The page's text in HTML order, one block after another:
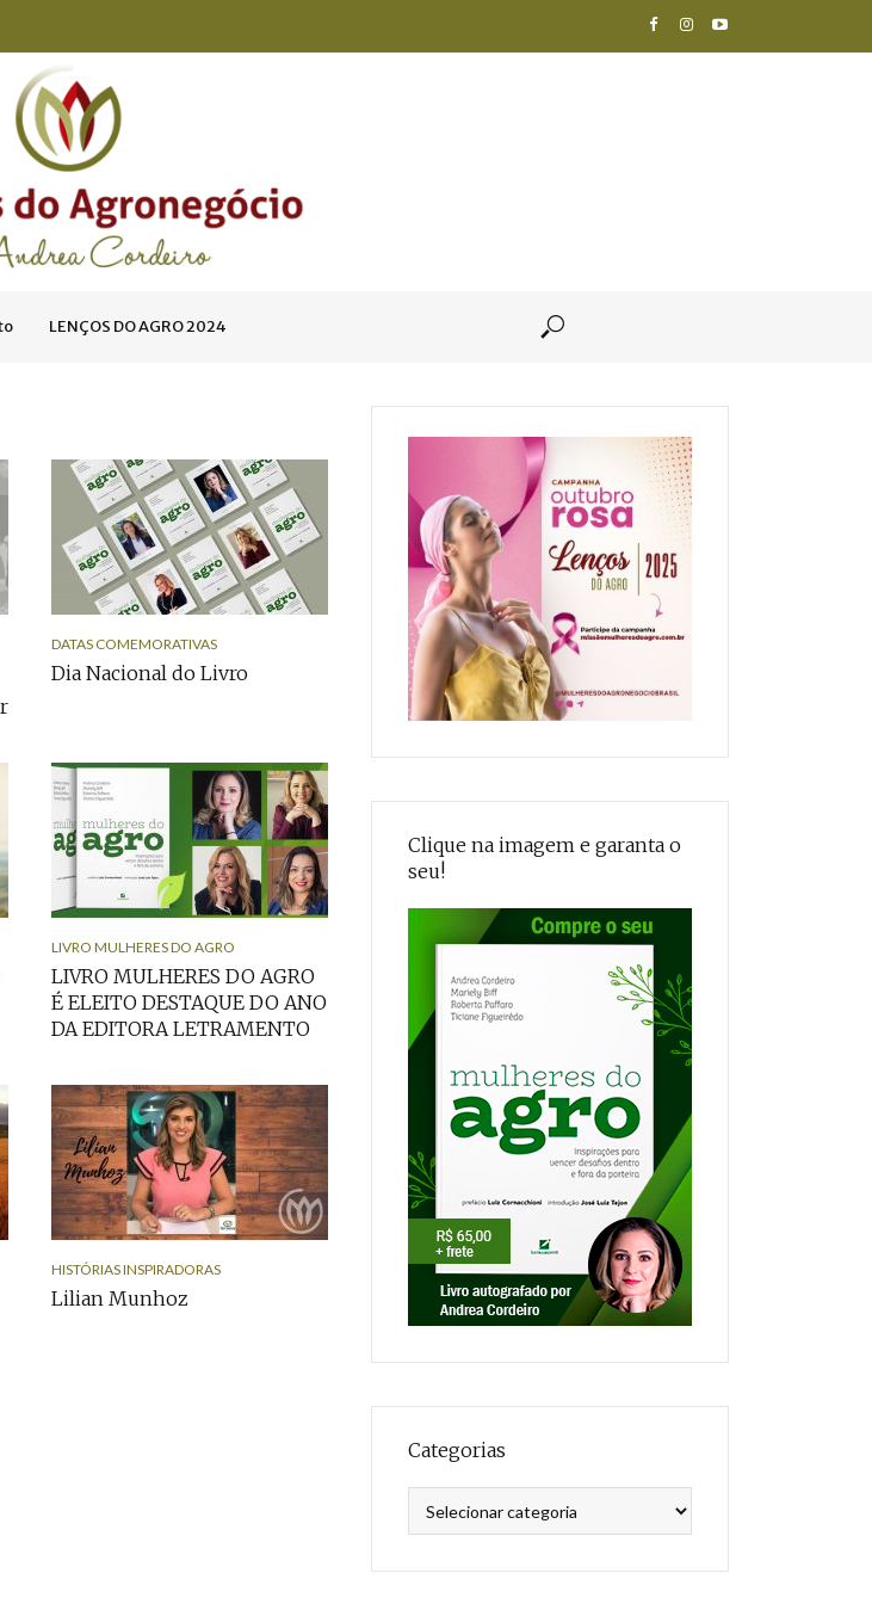
LENÇOS DO AGRO 2024
DATAS COMEMORATIVAS
Dia Nacional do Livro
LIVRO MULHERES DO AGRO
LIVRO MULHERES DO AGRO
É ELEITO DESTAQUE DO ANO
DA EDITORA LETRAMENTO
HISTÓRIAS INSPIRADORAS
Lilian Munhoz
Clique na imagem e garanta o
seu!
Categorias